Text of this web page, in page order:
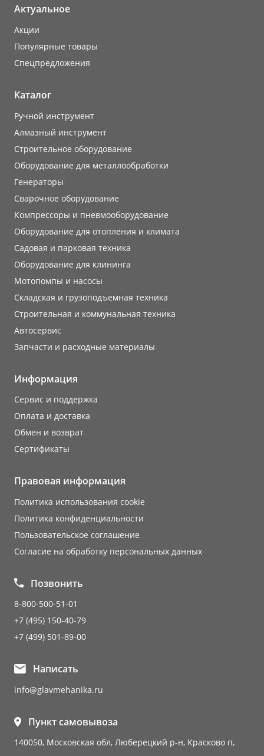
Актуальное
Акции
Популярные товары
Cпецпредложения
Каталог
Ручной инструмент
Алмазный инструмент
Строительное оборудование
Оборудование для металлообработки
Генераторы
Сварочное оборудование
Компрессоры и пневмооборудование
Оборудование для отопления и климата
Садовая и парковая техника
Оборудование для клининга
Мотопомпы и насосы
Складская и грузоподъемная техника
Строительная и коммунальная техника
Автосервис
Запчасти и расходные материалы
Информация
Сервис и поддержка
Оплата и доставка
Обмен и возврат
Сертификаты
Правовая информация
Политика использования cookie
Политика конфиденциальности
Пользовательское соглашение
Согласие на обработку персональных данных
Позвонить
8-800-500-51-01
+7 (495) 150-40-79
+7 (499) 501-89-00
Написать
info@glavmehanika.ru
Пункт самовывоза
140050, Московская обл, Люберецкий р-н, Красково п,